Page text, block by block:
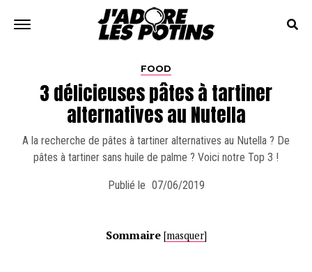
FOOD
3 délicieuses pâtes à tartiner
alternatives au Nutella
A la recherche de pâtes à tartiner alternatives au Nutella ? De
pâtes à tartiner sans huile de palme ? Voici notre Top 3 !
Publié le 07/06/2019
Sommaire [masquer]